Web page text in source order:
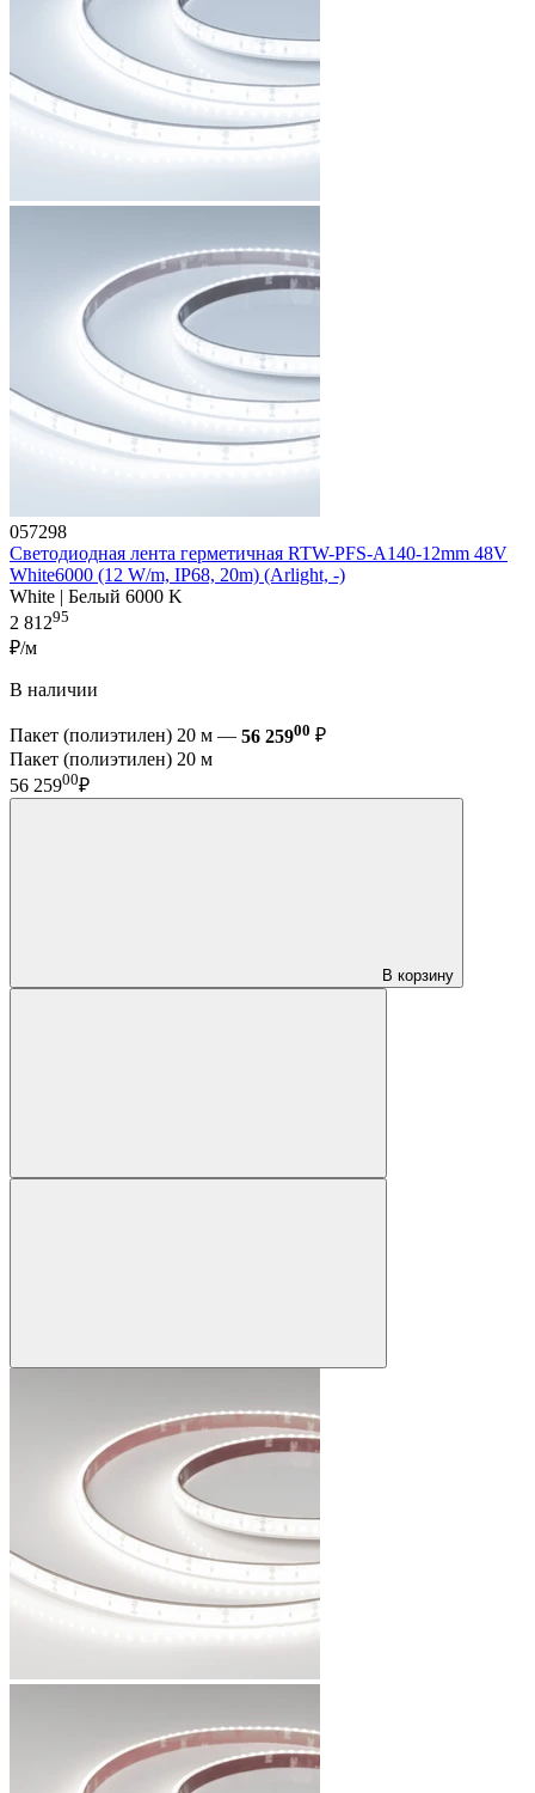
057298
Светодиодная лента герметичная RTW-PFS-A140-12mm 48V
White6000 (12 W/m, IP68, 20m) (Arlight, -)
White | Белый 6000 K
2 81295
₽/м
В наличии
Пакет (полиэтилен) 20 м — 56 25900 ₽
Пакет (полиэтилен) 20 м
56 25900₽
В корзину